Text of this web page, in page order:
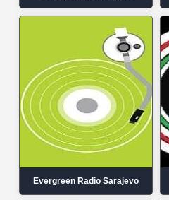
Evergreen Radio Sarajevo